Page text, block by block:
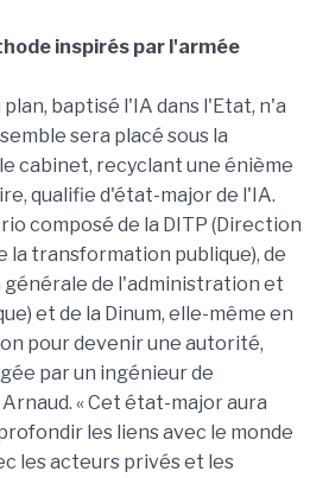
inspirés par l'armée
baptisé l'IA dans l'Etat, n'a
sera placé sous la
cabinet, recyclant une énième
qualifie d'état-major de l'IA.
composé de la DITP (Direction
transformation publique), de
générale de l'administration et
et de la Dinum, elle-même en
pour devenir une autorité,
par un ingénieur de
« Cet état-major aura
les liens avec le monde
les acteurs privés et les